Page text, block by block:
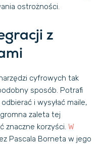
ostrożności.
z
cyfrowych tak
sposób. Potrafi
i wysyłać maile,
zaleta tej
znaczne korzyści. W
Pascala Borneta w jego